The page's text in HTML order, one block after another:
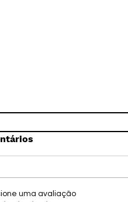
uma avaliação